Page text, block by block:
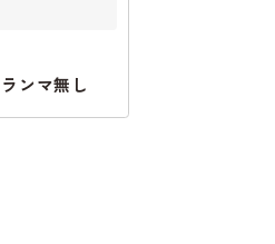
ンマ無し